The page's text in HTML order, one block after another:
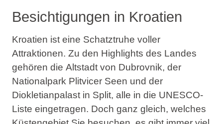
Besichtigungen in Kroatien
Kroatien ist eine Schatztruhe voller
Attraktionen. Zu den Highlights des Landes
gehören die Altstadt von Dubrovnik, der
Nationalpark Plitvicer Seen und der
Diokletianpalastin Split, alle in die UNESCO-
Liste eingetragen. Doch ganz gleich, welches